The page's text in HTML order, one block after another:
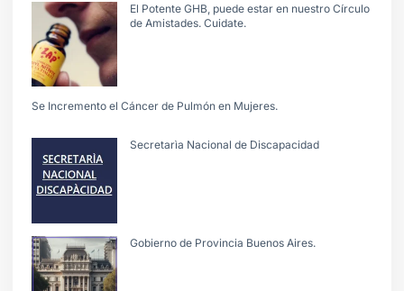
El Potente GHB, puede estar en nuestro Círculo
de Amistades. Cuidate.
Se Incremento el Cáncer de Pulmón en Mujeres.
Secretarìa Nacional de Discapacidad
Gobierno de Provincia Buenos Aires.